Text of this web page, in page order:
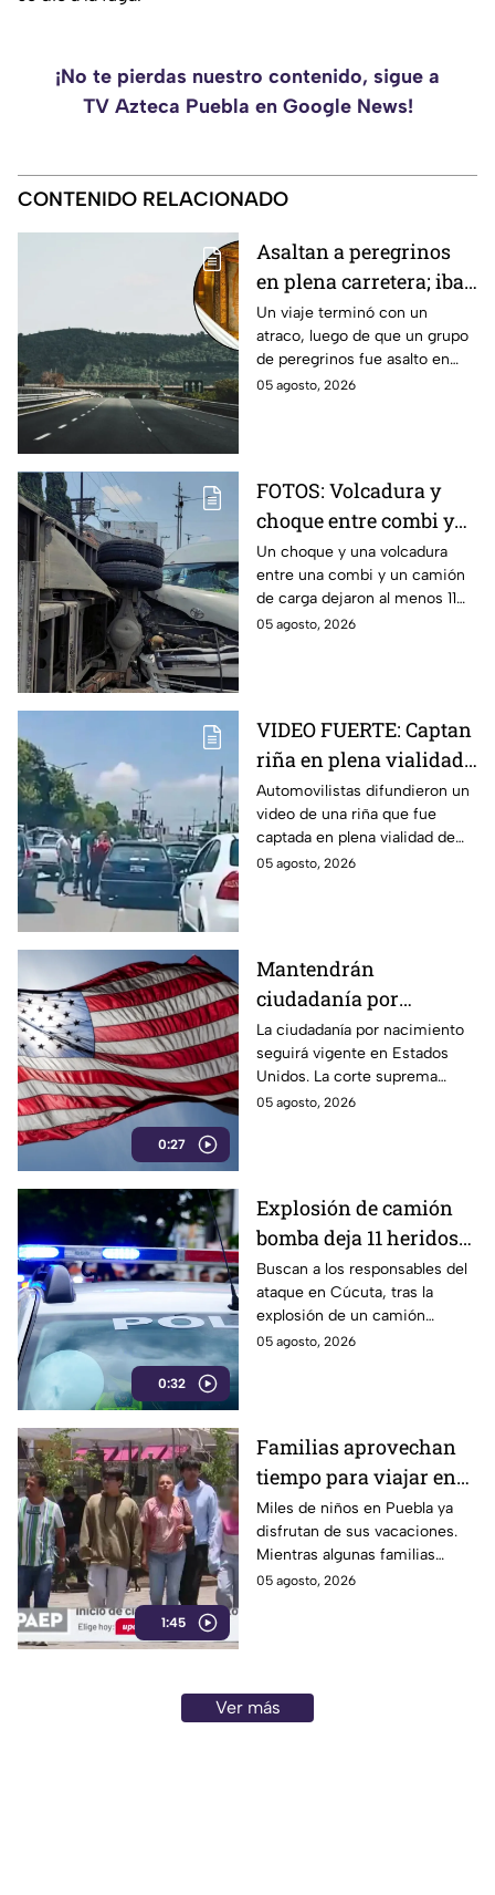
¡No te pierdas nuestro contenido, sigue a
TV Azteca Puebla en Google News!
CONTENIDO RELACIONADO
Asaltan a peregrinos
en plena carretera; iban
a ver a la Virgen de
Guadalupe
Un viaje terminó con un
atraco, luego de que un grupo
de peregrinos fue asalto en
plena carretera cuando iban
05 agosto, 2026
FOTOS: Volcadura y
choque entre combi y
camión de carga en la
autopista México-
Pachuca deja 11 heridos
Un choque y una volcadura
entre una combi y un camión
de carga dejaron al menos 11
heridos en la autopista
05 agosto, 2026
VIDEO FUERTE: Captan
riña en plena vialidad
de Puebla hoy
miércoles ¿en dónde
ocurrió?
Automovilistas difundieron un
video de una riña que fue
captada en plena vialidad de
Puebla la tarde de hoy 5 de
05 agosto, 2026
0:27
Mantendrán
ciudadanía por
nacimiento en Estados
Unidos
La ciudadanía por nacimiento
seguirá vigente en Estados
Unidos. La corte suprema
determinó que los bebés
05 agosto, 2026
0:32
Explosión de camión
bomba deja 11 heridos
en Cúcuta
Buscan a los responsables del
ataque en Cúcuta, tras la
explosión de un camión
bomba que dejó 11 heridos, el
05 agosto, 2026
1:45
Familias aprovechan
tiempo para viajar en
Puebla
Miles de niños en Puebla ya
disfrutan de sus vacaciones.
Mientras algunas familias
permanecen en casa, otras
05 agosto, 2026
Ver más